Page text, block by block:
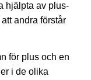
hjälpta av plus-
andra förstår
för plus och en
i de olika